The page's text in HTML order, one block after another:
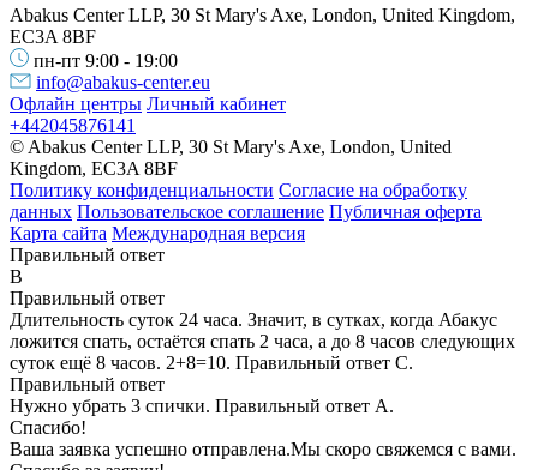
Abakus Center LLP, 30 St Mary's Axe, London, United Kingdom,
EC3A 8BF
пн-пт 9:00 - 19:00
info@abakus-center.eu
Офлайн центры Личный кабинет
+442045876141
© Abakus Center LLP, 30 St Mary's Axe, London, United
Kingdom, EC3A 8BF
Политику конфиденциальности Согласие на обработку
данных Пользовательское соглашение Публичная оферта
Карта сайта Международная версия
Правильный ответ
B
Правильный ответ
Длительность суток 24 часа. Значит, в сутках, когда Абакус
ложится спать, остаётся спать 2 часа, а до 8 часов следующих
суток ещё 8 часов. 2+8=10. Правильный ответ С.
Правильный ответ
Нужно убрать 3 спички. Правильный ответ А.
Спасибо!
Ваша заявка успешно отправлена.Мы скоро свяжемся с вами.